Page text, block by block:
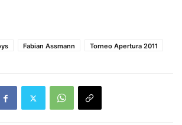
Fabian Assmann Torneo Apertura 2011